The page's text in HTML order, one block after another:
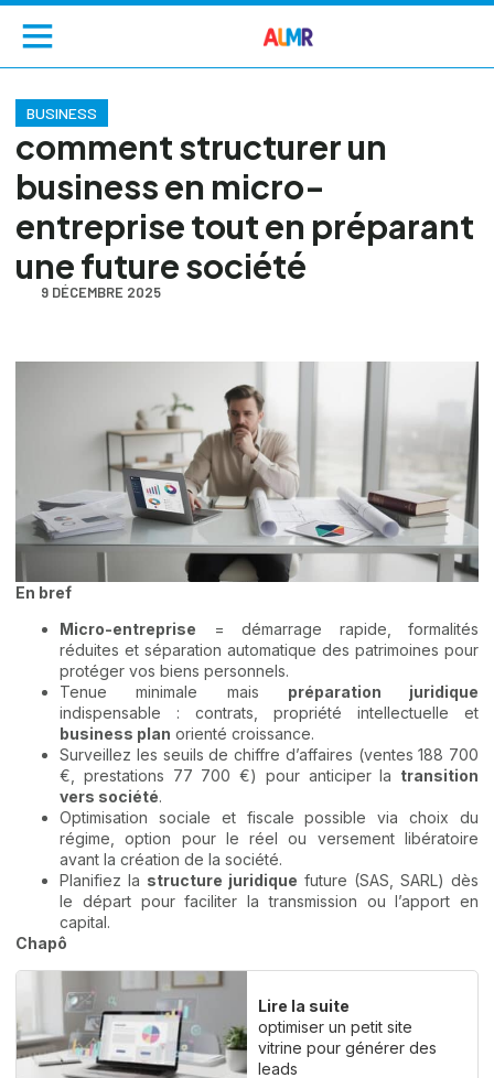
BUSINESS
comment structurer un
business en micro-
entreprise tout en préparant
une future société
9 DÉCEMBRE 2025
En bref
Micro-entreprise = démarrage rapide, formalités
réduites et séparation automatique des patrimoines pour
protéger vos biens personnels.
Tenue minimale mais préparation juridique
indispensable : contrats, propriété intellectuelle et
business plan orienté croissance.
Surveillez les seuils de chiffre d’affaires (ventes 188 700
€, prestations 77 700 €) pour anticiper la transition
vers société.
Optimisation sociale et fiscale possible via choix du
régime, option pour le réel ou versement libératoire
avant la création de la société.
Planifiez la structure juridique future (SAS, SARL) dès
le départ pour faciliter la transmission ou l’apport en
capital.
Chapô
Lire la suite
optimiser un petit site
vitrine pour générer des
leads